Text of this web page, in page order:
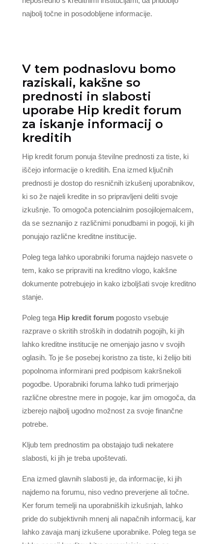
najbolj točne in posodobljene informacije.
V tem podnaslovu bomo
raziskali, kakšne so
prednosti in slabosti
uporabe Hip kredit forum
za iskanje informacij o
kreditih
Hip kredit forum ponuja številne prednosti za tiste, ki
iščejo informacije o kreditih. Ena izmed ključnih
prednosti je dostop do resničnih izkušenj uporabnikov,
ki so že najeli kredite in so pripravljeni deliti svoje
izkušnje. To omogoča potencialnim posojilojemalcem,
da se seznanijo z različnimi ponudbami in pogoji, ki jih
ponujajo različne kreditne institucije.
Poleg tega lahko uporabniki foruma najdejo nasvete o
tem, kako se pripraviti na kreditno vlogo, kakšne
dokumente potrebujejo in kako izboljšati svoje kreditno
stanje.
Poleg tega Hip kredit forumpogosto vsebuje
razprave o skritih stroških in dodatnih pogojih, ki jih
lahko kreditne institucije ne omenjajo jasno v svojih
oglasih. To je še posebej koristno za tiste, ki želijo biti
popolnoma informirani pred podpisom kakršnekoli
pogodbe. Uporabniki foruma lahko tudi primerjajo
različne obrestne mere in pogoje, kar jim omogoča, da
izberejo najbolj ugodno možnost za svoje finančne
potrebe.
Kljub tem prednostim pa obstajajo tudi nekatere
slabosti, ki jih je treba upoštevati.
Ena izmed glavnih slabosti je, da informacije, ki jih
najdemo na forumu, niso vedno preverjene ali točne.
Ker forum temelji na uporabniških izkušnjah, lahko
pride do subjektivnih mnenj ali napačnih informacij, kar
lahko zavaja manj izkušene uporabnike. Poleg tega se